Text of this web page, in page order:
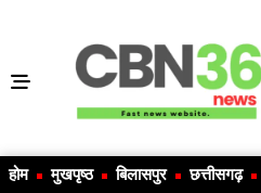
होम मुखपृष्ठ बिलासपुर छत्तीसगढ़